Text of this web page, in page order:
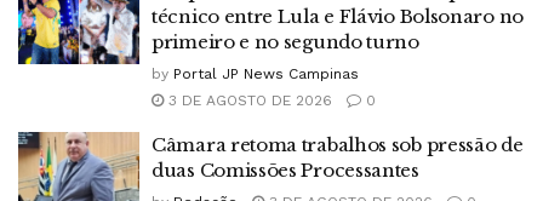
técnico entre Lula e Flávio Bolsonaro no
primeiro e no segundo turno
by Portal JP News Campinas
3 DE AGOSTO DE 2026
0
Câmara retoma trabalhos sob pressão de
duas Comissões Processantes